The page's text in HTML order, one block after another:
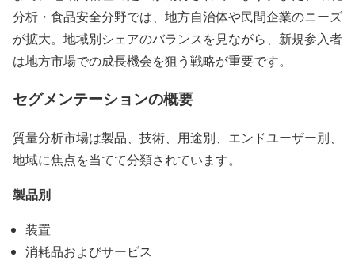
分析・食品安全分野では、地方自治体や民間企業のニーズ
が拡大。地域別シェアのバランスを見ながら、新規参入者
は地方市場での成長機会を狙う戦略が重要です。
セグメンテーションの概要
質量分析市場は製品、技術、用途別、エンドユーザー別、
地域に焦点を当てて分類されています。
製品別
装置
消耗品およびサービス